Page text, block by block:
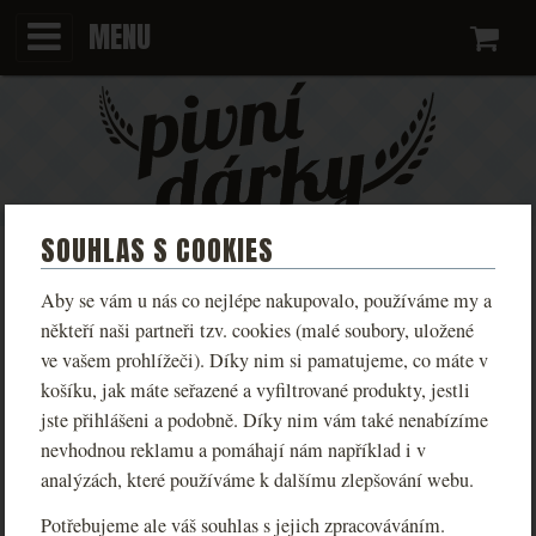
SOUHLAS S COOKIES
Aby se vám u nás co nejlépe nakupovalo, používáme my a
někteří naši partneři tzv. cookies (malé soubory, uložené
ve vašem prohlížeči). Díky nim si pamatujeme, co máte v
košíku, jak máte seřazené a vyfiltrované produkty, jestli
jste přihlášeni a podobně. Díky nim vám také nenabízíme
nevhodnou reklamu a pomáhají nám například i v
analýzách, které používáme k dalšímu zlepšování webu.
Potřebujeme ale váš souhlas s jejich zpracováváním.
MENU
KAMENNÝ OBCHOD MÁME SICE
ZAVŘENÝ, E-SHOP ALE JEDE
DÁL:)
23. 10. 2020
Během nouzového stavu máme obchod
zavřený. E-shop ale jede dál a nově po Praze rozvážíme